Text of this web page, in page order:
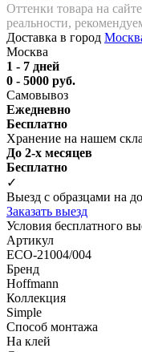
Оттенки товара на
реальности,
Доставка в город
Москва
1 - 7 дней
0 - 5000 руб.
Самовывоз
Ежедневно
Бесплатно
Хранение на нашем
До 2-х месяцев
Бесплатно
✓
Выезд с образцами на
Заказать выезд
Условия бесплатного
Артикул
ECO-21004/004
Бренд
Hoffmann
Коллекция
Simple
Способ монтажа
На клей